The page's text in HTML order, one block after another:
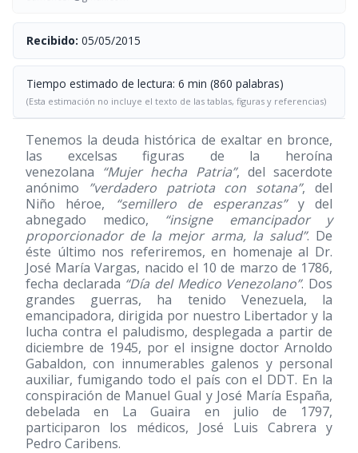
Recibido: 05/05/2015
Tiempo estimado de lectura: 6 min (860 palabras)
(Esta estimación no incluye el texto de las tablas, figuras y referencias)
Tenemos la deuda histórica de exaltar en bronce,
las excelsas figuras de la heroína
venezolana “Mujer hecha Patria”, del sacerdote
anónimo ”verdadero patriota con sotana”, del
Niño héroe,
“semillero de esperanzas”y del
abnegado medico, “insigne emancipador y
proporcionador de la mejor arma, la salud”. De
éste último nos referiremos, en homenaje al Dr.
José María Vargas, nacido el 10 de marzo de 1786,
fecha declarada “Día del Medico Venezolano”. Dos
grandes guerras, ha tenido Venezuela, la
emancipadora, dirigida por nuestro Libertador y la
lucha contra el paludismo, desplegada a partir de
diciembre de 1945, por el insigne doctor Arnoldo
Gabaldon, con innumerables galenos y personal
auxiliar, fumigando todo el país con el DDT. En la
conspiración de Manuel Gual y José María España,
debelada en La Guaira en julio de 1797,
participaron los médicos, José Luis Cabrera y
Pedro Caribens.